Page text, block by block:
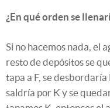
¿En qué orden se
Si no hacemos nada, el
resto de depósitos se
tapa a F, se desbordaría
saldría por K y se